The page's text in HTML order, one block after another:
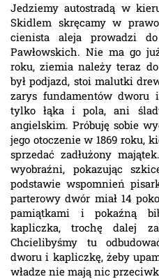
Jedziemy autostradą w
Skidlem skręcamy w
cienista aleja prowadzi
Pawłowskich. Nie ma go
roku, ziemia należy teraz
był podjazd, stoi malutki
zarys fundamentów dworu
tylko łąka i pola, ani
angielskim. Próbuję sobie
jego otoczenie w 1869 roku,
sprzedać zadłużony
wyobraźni, pokazując
podstawie wspomnień
parterowy dwór miał 14
pamiątkami i pokaźną
kapliczka, trochę dalej
Chcielibyśmy tu
dworu i kapliczkę, żeby
władze nie mają nic